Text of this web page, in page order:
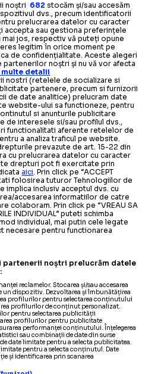
noștri 682 stocăm și/sau accesăm
dvs., precum identificatorii
prelucrarea datelor cu caracter
accepta sau gestiona preferințele
mai jos, respectiv vă puteți opune
legitim în orice moment pe
de confidențialitate. Aceste alegeri
noștri și nu vă vor afecta
multe detalii
nostri (retelele de socializare si
partenere, precum si furnizorii
de date analitice) prelucram date
website-ului sa functioneze, pentru
si anunturile publicitare
de interesele si/sau profilul dvs.,
functionalitati aferente retelelor de
a analiza traficul pe website.
prevazute de art. 15-22 din
cu prelucrarea datelor cu caracter
drepturi pot fi exercitate prin
aici. Prin click pe “ACCEPT
folosirea tuturor Tehnologiilor de
implica inclusiv acceptul dvs. cu
accesarea informatiilor de catre
colaboram. Prin click pe “VREAU SA
INDIVIDUAL” puteti schimba
individual, mai putin cele legate
necesare pentru functionarea
partenerii noștri prelucrăm datele
reclamelor. Stocarea și/sau accesarea
un dispozitiv. Dezvoltarea și îmbunătățirea
profilurilor pentru selectarea conținutului
profilurilor de conținut personalizat.
pentru selectarea publicității
profilurilor pentru publicitate
performanței conținutului. Înțelegerea
sau combinații de date din surse
date limitate pentru a selecta publicitatea.
pentru a selecta conținutul. Date
și identificarea prin scanarea